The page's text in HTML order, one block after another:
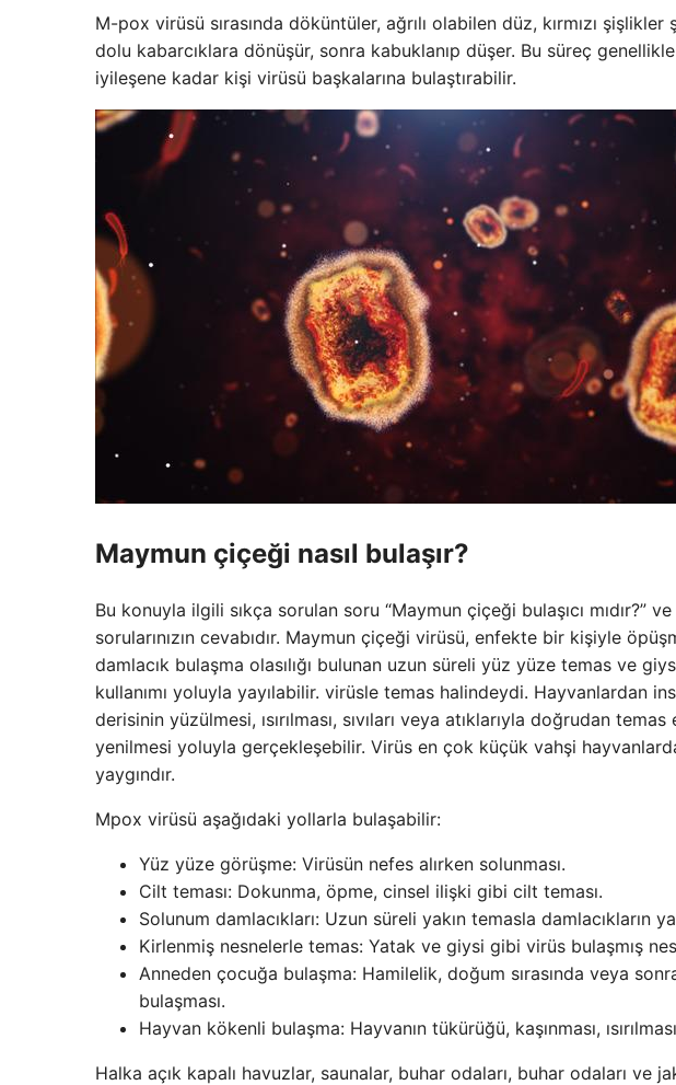
M-pox virüsü sırasında döküntüler, ağrılı olabilen düz, kırmızı
dolu kabarcıklara dönüşür, sonra kabuklanıp düşer. Bu süreç
iyileşene kadar kişi virüsü başkalarına bulaştırabilir.
Maymun çiçeği nasıl bulaşır?
Bu konuyla ilgili sıkça sorulan soru “Maymun çiçeği bulaşıcı mıdır?”
sorularınızın cevabıdır. Maymun çiçeği virüsü, enfekte bir kişiyle
damlacık bulaşma olasılığı bulunan uzun süreli yüz yüze temas ve
kullanımı yoluyla yayılabilir. virüsle temas halindeydi. Hayvanlardan
derisinin yüzülmesi, ısırılması, sıvıları veya atıklarıyla doğrudan
yenilmesi yoluyla gerçekleşebilir. Virüs en çok küçük vahşi
yaygındır.
Mpox virüsü aşağıdaki yollarla bulaşabilir:
Yüz yüze görüşme: Virüsün nefes alırken solunması.
Cilt teması: Dokunma, öpme, cinsel ilişki gibi cilt teması.
Solunum damlacıkları: Uzun süreli yakın temasla damlacıkların
Kirlenmiş nesnelerle temas: Yatak ve giysi gibi virüs bulaşmış
Anneden çocuğa bulaşma: Hamilelik, doğum sırasında veya
bulaşması.
Hayvan kökenli bulaşma: Hayvanın tükürüğü, kaşınması,
Halka açık kapalı havuzlar, saunalar, buhar odaları, buhar odaları ve